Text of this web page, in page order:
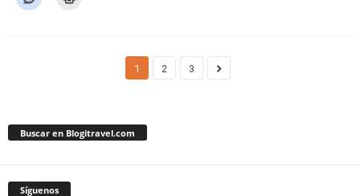
1 2 3
Buscar en Blogitravel.com
Síguenos